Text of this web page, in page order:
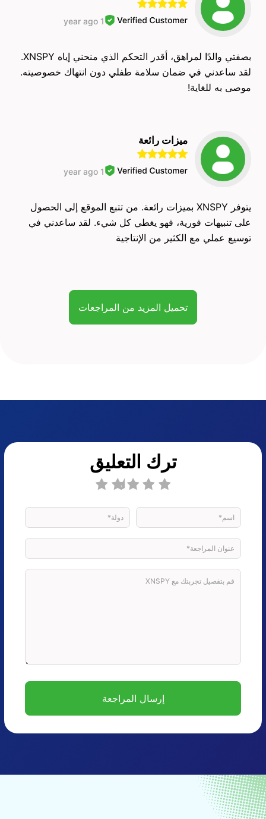
1 year ago
بصفتي والدًا لمراهق، أقدر التحكم الذي منحني إياه XNSPY.
لقد ساعدني في ضمان سلامة طفلي دون انتهاك خصوصيته.
موصى به للغاية!
ميزات رائعة
1 year ago
يتوفر XNSPY بميزات رائعة. من تتبع الموقع إلى الحصول
على تنبيهات فورية، فهو يغطي كل شيء. لقد ساعدني في
توسيع عملي مع الكثير من الإنتاجية
تحميل المزيد من المراجعات
ترك التعليق
إرسال المراجعة